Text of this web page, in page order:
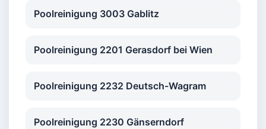
Poolreinigung 3003 Gablitz
Poolreinigung 2201 Gerasdorf bei Wien
Poolreinigung 2232 Deutsch-Wagram
Poolreinigung 2230 Gänserndorf